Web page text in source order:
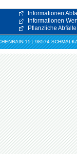
Informationen
Informationen
Pflanzliche Abfälle
15 | 98574